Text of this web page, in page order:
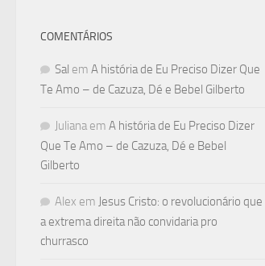
COMENTÁRIOS
Sal em A história de Eu Preciso Dizer Que
Te Amo – de Cazuza, Dé e Bebel Gilberto
Juliana em A história de Eu Preciso Dizer
Que Te Amo – de Cazuza, Dé e Bebel
Gilberto
Alex em Jesus Cristo: o revolucionário que
a extrema direita não convidaria pro
churrasco